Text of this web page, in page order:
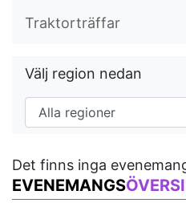
Traktorträffar
Välj region nedan
Det finns inga
EVENEMANGS